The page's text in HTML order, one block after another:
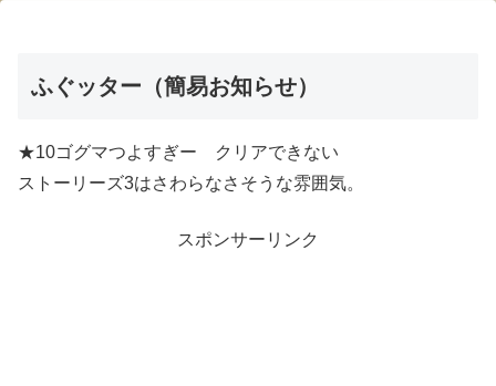
ふぐッター（簡易お知らせ）
★10ゴグマつよすぎー クリアできない
ストーリーズ3はさわらなさそうな雰囲気。
スポンサーリンク